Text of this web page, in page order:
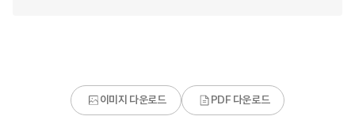
이미지 다운로드 PDF 다운로드